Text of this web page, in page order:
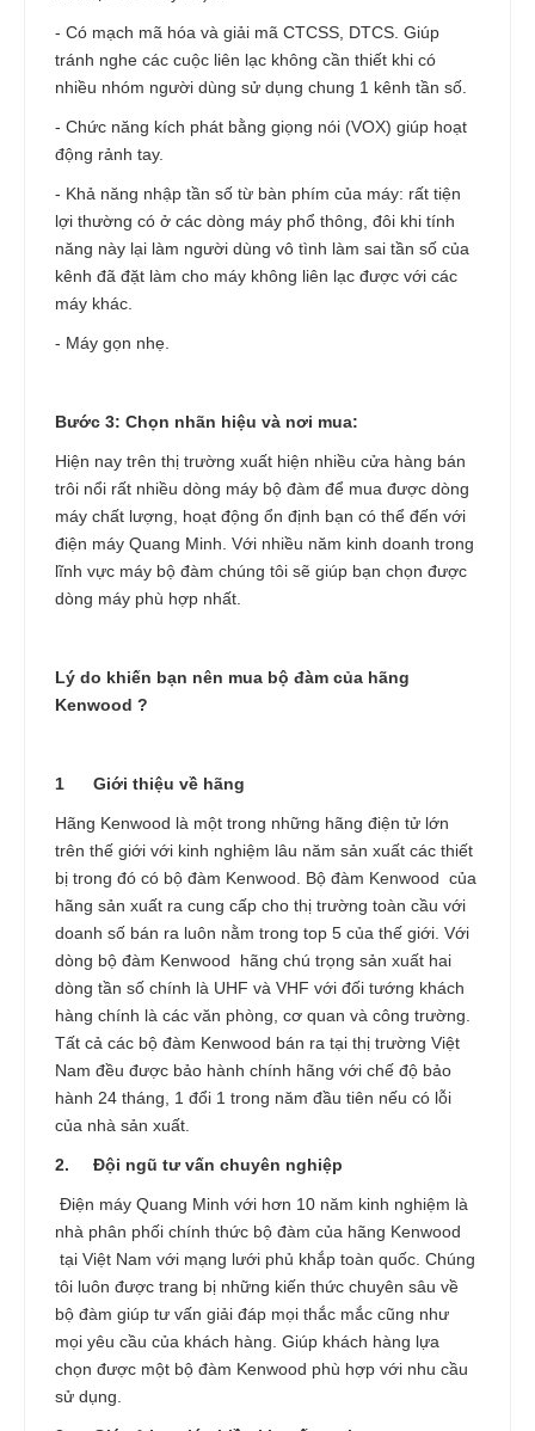
- Có mạch mã hóa và giải mã CTCSS, DTCS. Giúp
tránh nghe các cuộc liên lạc không cần thiết khi có
nhiều nhóm người dùng sử dụng chung 1 kênh tần số.
- Chức năng kích phát bằng giọng nói (VOX) giúp hoạt
động rảnh tay.
- Khả năng nhập tần số từ bàn phím của máy: rất tiện
lợi thường có ở các dòng máy phổ thông, đôi khi tính
năng này lại làm người dùng vô tình làm sai tần số của
kênh đã đặt làm cho máy không liên lạc được với các
máy khác.
- Máy gọn nhẹ.
Bước 3: Chọn nhãn hiệu và nơi mua:
Hiện nay trên thị trường xuất hiện nhiều cửa hàng bán
trôi nổi rất nhiều dòng máy bộ đàm để mua được dòng
máy chất lượng, hoạt động ổn định bạn có thể đến với
điện máy Quang Minh. Với nhiều năm kinh doanh trong
lĩnh vực máy bộ đàm chúng tôi sẽ giúp bạn chọn được
dòng máy phù hợp nhất.
Lý do khiến bạn nên mua bộ đàm của hãng
Kenwood ?
1 Giới thiệu về hãng
Hãng Kenwood là một trong những hãng điện tử lớn
trên thế giới với kinh nghiệm lâu năm sản xuất các thiết
bị trong đó có bộ đàm Kenwood. Bộ đàm Kenwood của
hãng sản xuất ra cung cấp cho thị trường toàn cầu với
doanh số bán ra luôn nằm trong top 5 của thế giới. Với
dòng bộ đàm Kenwood hãng chú trọng sản xuất hai
dòng tần số chính là UHF và VHF với đối tướng khách
hàng chính là các văn phòng, cơ quan và công trường.
Tất cả các bộ đàm Kenwood bán ra tại thị trường Việt
Nam đều được bảo hành chính hãng với chế độ bảo
hành 24 tháng, 1 đổi 1 trong năm đầu tiên nếu có lỗi
của nhà sản xuất.
2. Đội ngũ tư vấn chuyên nghiệp
Điện máy Quang Minh với hơn 10 năm kinh nghiệm là
nhà phân phối chính thức bộ đàm của hãng Kenwood
tại Việt Nam với mạng lưới phủ khắp toàn quốc. Chúng
tôi luôn được trang bị những kiến thức chuyên sâu về
bộ đàm giúp tư vấn giải đáp mọi thắc mắc cũng như
mọi yêu cầu của khách hàng. Giúp khách hàng lựa
chọn được một bộ đàm Kenwood phù hợp với nhu cầu
sử dụng.